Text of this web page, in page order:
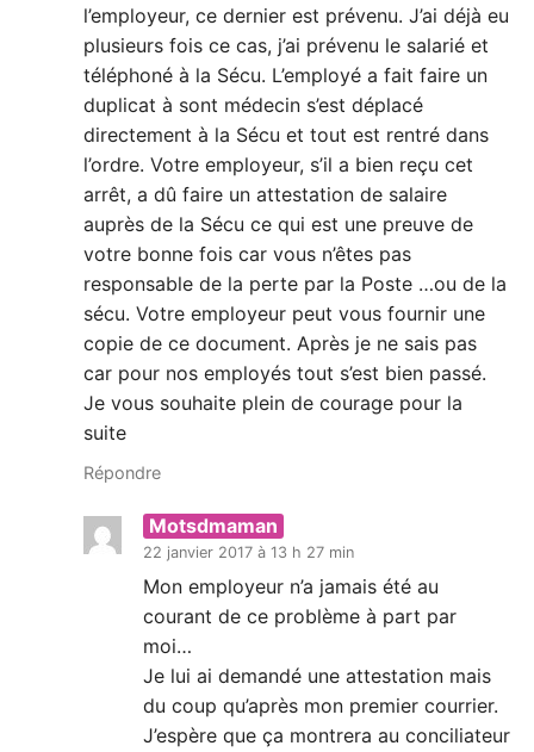
l’employeur, ce dernier est prévenu. J’ai déjà eu
plusieurs fois ce cas, j’ai prévenu le salarié et
téléphoné à la Sécu. L’employé a fait faire un
duplicat à sont médecin s’est déplacé
directement à la Sécu et tout est rentré dans
l’ordre. Votre employeur, s’il a bien reçu cet
arrêt, a dû faire un attestation de salaire
auprès de la Sécu ce qui est une preuve de
votre bonne fois car vous n’êtes pas
responsable de la perte par la Poste …ou de la
sécu. Votre employeur peut vous fournir une
copie de ce document. Après je ne sais pas
car pour nos employés tout s’est bien passé.
Je vous souhaite plein de courage pour la
suite
Répondre
Motsdmaman
22 janvier 2017 à 13 h 27 min
Mon employeur n’a jamais été au
courant de ce problème à part par
moi…
Je lui ai demandé une attestation mais
du coup qu’après mon premier courrier.
J’espère que ça montrera au conciliateur